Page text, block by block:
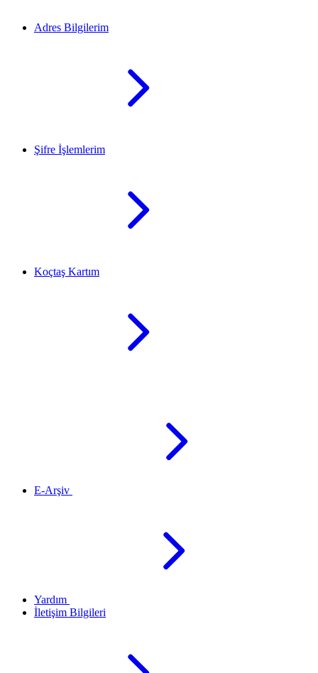
Adres Bilgilerim
Şifre İşlemlerim
Koçtaş Kartım
E-Arşiv
Yardım
İletişim Bilgileri